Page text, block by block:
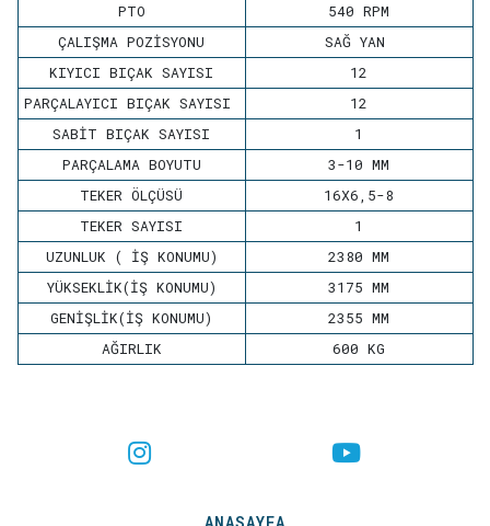
PTO
540 RPM
ÇALIŞMA POZİSYONU
SAĞ YAN
KIYICI BIÇAK SAYISI
12
PARÇALAYICI BIÇAK SAYISI
12
SABİT BIÇAK SAYISI
1
PARÇALAMA BOYUTU
3-10 MM
TEKER ÖLÇÜSÜ
16X6,5-8
TEKER SAYISI
1
UZUNLUK ( İŞ KONUMU)
2380 MM
YÜKSEKLİK(İŞ KONUMU)
3175 MM
GENİŞLİK(İŞ KONUMU)
2355 MM
AĞIRLIK
600 KG